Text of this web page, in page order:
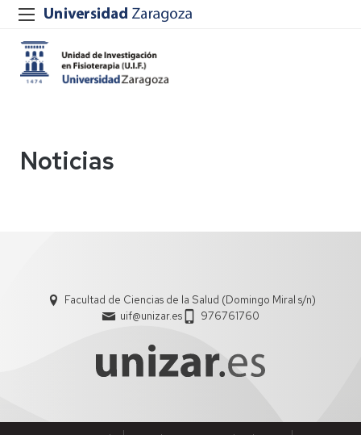
Noticias
Facultad de Ciencias de la Salud (Domingo Miral s/n)
uif@unizar.es
976761760